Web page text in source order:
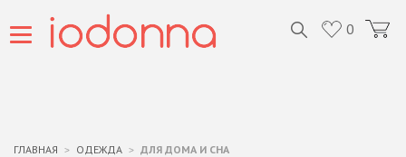
0
ГЛАВНАЯ ОДЕЖДА ДЛЯ ДОМА И СНА